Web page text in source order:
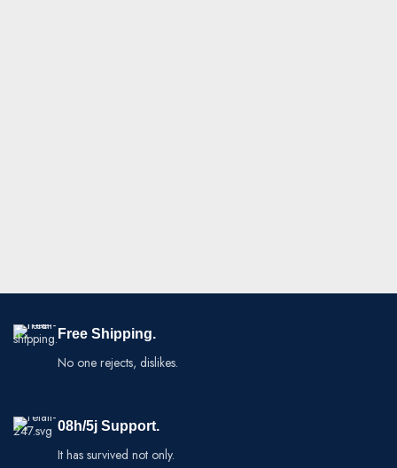
Free Shipping.
No one rejects, dislikes.
08h/5j Support.
It has survived not only.